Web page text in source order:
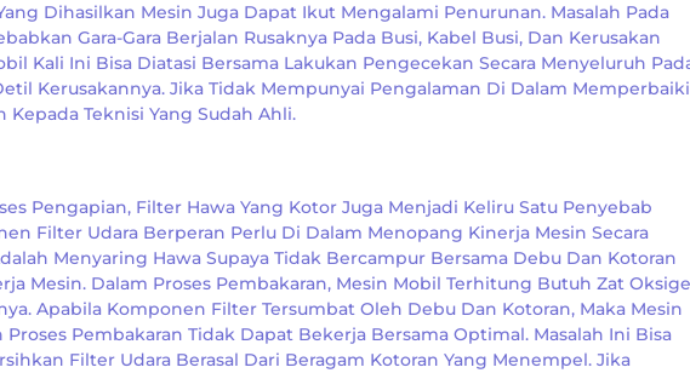
Dihasilkan Mesin Juga Dapat Ikut Mengalami Penurunan. Masalah Pada
Gara-Gara Berjalan Rusaknya Pada Busi, Kabel Busi, Dan Kerusakan
Kali Ini Bisa Diatasi Bersama Lakukan Pengecekan Secara Menyeluruh
Kerusakannya. Jika Tidak Mempunyai Pengalaman Di Dalam Memperbaiki
Teknisi Yang Sudah Ahli.
Pengapian, Filter Hawa Yang Kotor Juga Menjadi Keliru Satu Penyebab
Filter Udara Berperan Perlu Di Dalam Menopang Kinerja Mesin Secara
Menyaring Hawa Supaya Tidak Bercampur Bersama Debu Dan Kotoran
Mesin. Dalam Proses Pembakaran, Mesin Mobil Terhitung Butuh Zat
Apabila Komponen Filter Tersumbat Oleh Debu Dan Kotoran, Maka Mesin
Pembakaran Tidak Dapat Bekerja Bersama Optimal. Masalah Ini Bisa
Filter Udara Berasal Dari Beragam Kotoran Yang Menempel. Jika